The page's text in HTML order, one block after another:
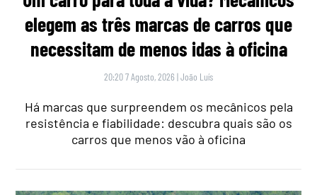
elegem as três marcas de carros que
necessitam de menos idas à oficina
20:20 7 Agosto, 2026 |João Luís
Há marcas que surpreendem os mecânicos pela
resistência e fiabilidade: descubra quais são os
carros que menos vão à oficina